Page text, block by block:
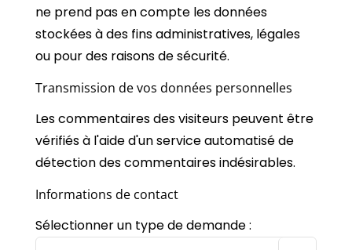
ne prend pas en compte les données
stockées à des fins administratives, légales
ou pour des raisons de sécurité.
Transmission de vos données personnelles
Les commentaires des visiteurs peuvent être
vérifiés à l'aide d'un service automatisé de
détection des commentaires indésirables.
Informations de contact
Sélectionner un type de demande :